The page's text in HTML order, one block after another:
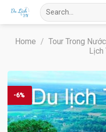
Skip
Search
for:
Home / Tour Trong Nước
Lịch
-6%